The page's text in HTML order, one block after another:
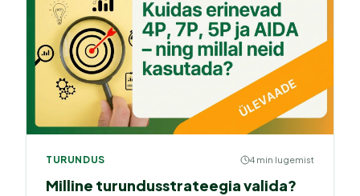
TURUNDUS 4 min lugemist
Milline turundusstrateegia valida?